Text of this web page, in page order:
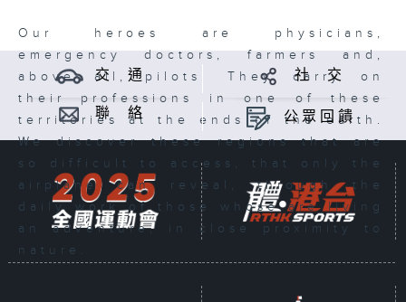
Our heroes are physicians,
emergency doctors, farmers and,
above all, pilots. They carry on
their professions in one of these
territories at the ends of the earth.
We discover these regions that are
so difficult to access, that only the
airplane can reveal, through the
daily work of those whose are living
an adventure, in close proximity to
nature.
交 通 社 交
聯 絡 公眾回饋